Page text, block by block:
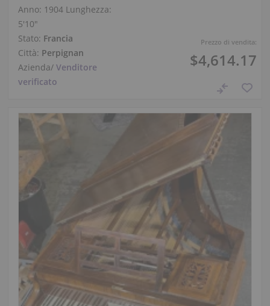
Prezzo di vendita:
$4,614.17
Anno: 1904 Lunghezza:
5′10″
Stato: Francia
Città: Perpignan
Azienda/ Venditore
verificato